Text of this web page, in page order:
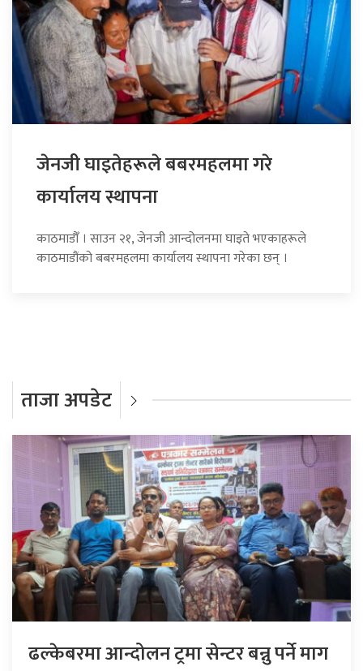
जेनजी घाइतेहरूले बबरमहलमा गरे
कार्यालय स्थापना
काठमाडौँ । साउन २१, जेनजी आन्दोलनमा घाइते भएकाहरूले
काठमाडौंको बबरमहलमा कार्यालय स्थापना गरेका छन् ।
ताजा अपडेट
ढल्केबरमा आन्दोलन ट्रमा सेन्टर बन्नु पर्ने माग